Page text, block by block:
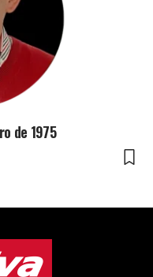
de 1975